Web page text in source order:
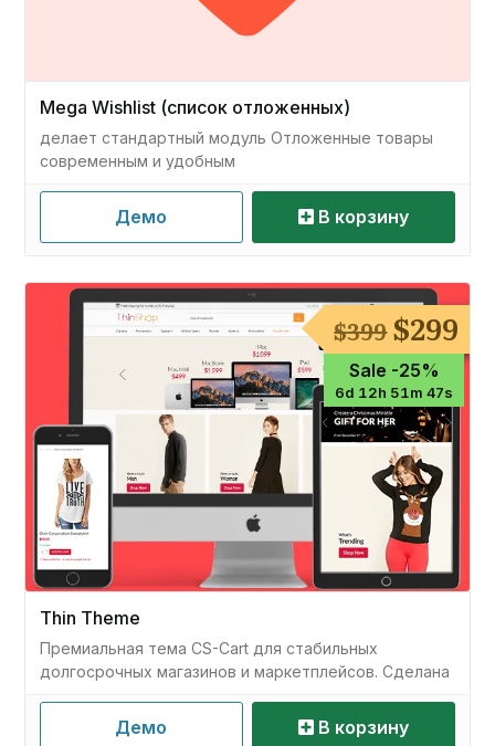
Mega Wishlist (список отложенных)
делает стандартный модуль Отложенные товары
современным и удобным
Демо В корзину
Sale -25%
6d 12h 51m 46s
$399цена
$399.
$299
Thin Theme
Премиальная тема CS-Cart для стабильных
долгосрочных магазинов и маркетплейсов. Сделана
кастомизацией
Демо В корзину